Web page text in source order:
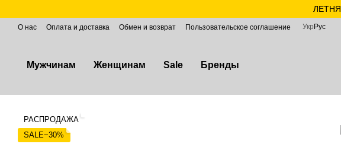
О нас Оплата и доставка Обмен и возврат Пользовательское соглашение Укр Рус
Мужчинам Женщинам Sale Бренды
РАСПРОДАЖА
SALE−30%